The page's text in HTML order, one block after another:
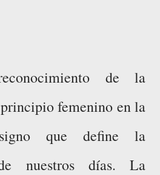
de la
femenino en la
que define la
nuestros días. La